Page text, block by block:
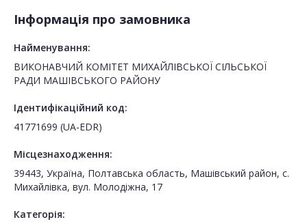
Інформація про замовника
Найменування:
ВИКОНАВЧИЙ КОМІТЕТ МИХАЙЛІВСЬКОЇ СІЛЬСЬКОЇ
РАДИ МАШІВСЬКОГО РАЙОНУ
Ідентифікаційний код:
41771699 (UA-EDR)
Місцезнаходження:
39443, Україна, Полтавська область, Машівський район, с.
Михайлівка, вул. Молодіжна, 17
Категорія: